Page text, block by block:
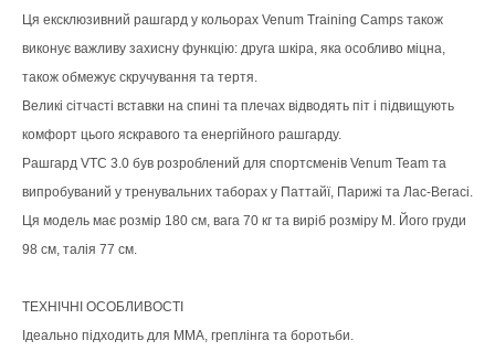
Ця ексклюзивний рашгард у кольорах Venum Training Camps також
виконує важливу захисну функцію: друга шкіра, яка особливо міцна,
також обмежує скручування та тертя.
Великі сітчасті вставки на спині та плечах відводять піт і підвищують
комфорт цього яскравого та енергійного рашгарду.
Рашгард VTC 3.0 був розроблений для спортсменів Venum Team та
випробуваний у тренувальних таборах у Паттайї, Парижі та Лас-Вегасі.
Ця модель має розмір 180 см, вага 70 кг та виріб розміру M. Його груди
98 см, талія 77 см.
ТЕХНІЧНІ ОСОБЛИВОСТІ
Ідеально підходить для ММА, греплінга та боротьби.